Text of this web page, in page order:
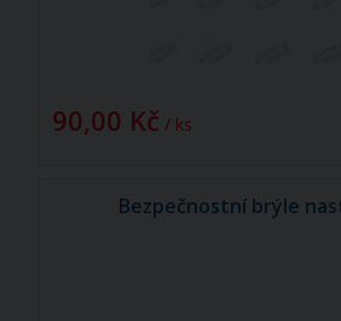
90,00 Kč / ks
Bezpečnostní brýle